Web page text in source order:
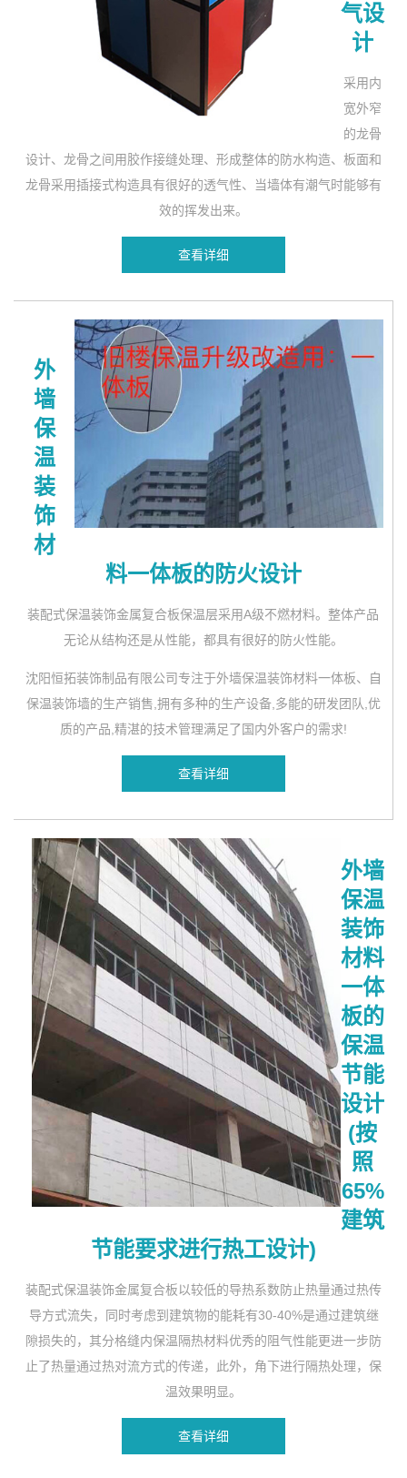
气设
计
采用内
宽外窄
的龙骨
设计、龙骨之间用胶作接缝处理、形成整体的防水构造、板面和
龙骨采用插接式构造具有很好的透气性、当墙体有潮气时能够有
效的挥发出来。
查看详细
外
墙
保
温
装
饰
材
料一体板的防火设计
装配式保温装饰金属复合板保温层采用A级不燃材料。整体产品
无论从结构还是从性能，都具有很好的防火性能。
沈阳恒拓装饰制品有限公司专注于外墙保温装饰材料一体板、自
保温装饰墙的生产销售,拥有多种的生产设备,多能的研发团队,优
质的产品,精湛的技术管理满足了国内外客户的需求!
查看详细
外墙
保温
装饰
材料
一体
板的
保温
节能
设计
(按
照
65%
建筑
节能要求进行热工设计)
装配式保温装饰金属复合板以较低的导热系数防止热量通过热传
导方式流失，同时考虑到建筑物的能耗有30-40%是通过建筑继
隙损失的，其分格缝内保温隔热材料优秀的阻气性能更进一步防
止了热量通过热对流方式的传递，此外，角下进行隔热处理，保
温效果明显。
查看详细